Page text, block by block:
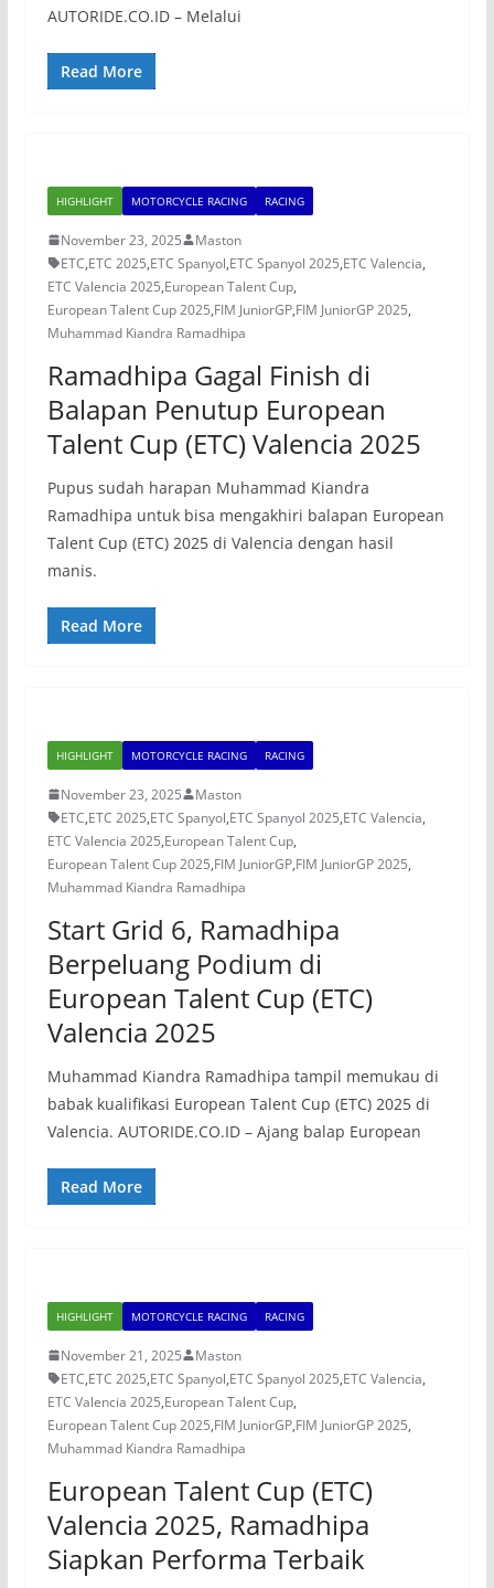
AUTORIDE.CO.ID – Melalui
Read More
HIGHLIGHT MOTORCYCLE RACING RACING
November 23, 2025
Maston
ETC,ETC 2025,ETC Spanyol,ETC Spanyol 2025,ETC Valencia,
ETC Valencia 2025,European Talent Cup,
European Talent Cup 2025,FIM JuniorGP,FIM JuniorGP 2025,
Muhammad Kiandra Ramadhipa
Ramadhipa Gagal Finish di
Balapan Penutup European
Talent Cup (ETC) Valencia 2025
Pupus sudah harapan Muhammad Kiandra
Ramadhipa untuk bisa mengakhiri balapan European
Talent Cup (ETC) 2025 di Valencia dengan hasil
manis.
Read More
HIGHLIGHT MOTORCYCLE RACING RACING
November 23, 2025
Maston
ETC,ETC 2025,ETC Spanyol,ETC Spanyol 2025,ETC Valencia,
ETC Valencia 2025,European Talent Cup,
European Talent Cup 2025,FIM JuniorGP,FIM JuniorGP 2025,
Muhammad Kiandra Ramadhipa
Start Grid 6, Ramadhipa
Berpeluang Podium di
European Talent Cup (ETC)
Valencia 2025
Muhammad Kiandra Ramadhipa tampil memukau di
babak kualifikasi European Talent Cup (ETC) 2025 di
Valencia. AUTORIDE.CO.ID – Ajang balap European
Read More
HIGHLIGHT MOTORCYCLE RACING RACING
November 21, 2025
Maston
ETC,ETC 2025,ETC Spanyol,ETC Spanyol 2025,ETC Valencia,
ETC Valencia 2025,European Talent Cup,
European Talent Cup 2025,FIM JuniorGP,FIM JuniorGP 2025,
Muhammad Kiandra Ramadhipa
European Talent Cup (ETC)
Valencia 2025, Ramadhipa
Siapkan Performa Terbaik